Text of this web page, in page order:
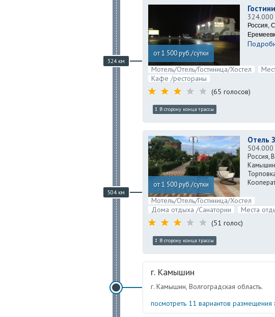
324 км
от 1 500 руб./сутки
324.000
Россия,
Мотель/Отель/Гостиница/Хостел
Кафе /рестораны
(65 голосов)
В сторону конца трассы
504 км
от 1 500 руб./сутки
Отель
504.000
Россия,
Мотель/Отель/Гостиница/Хостел
Дома отдыха /Санатории
Места
(51 голос)
В сторону конца трассы
г. Камышин
г. Камышин, Волгоградская область.
посмотреть 11 вариантов размещения